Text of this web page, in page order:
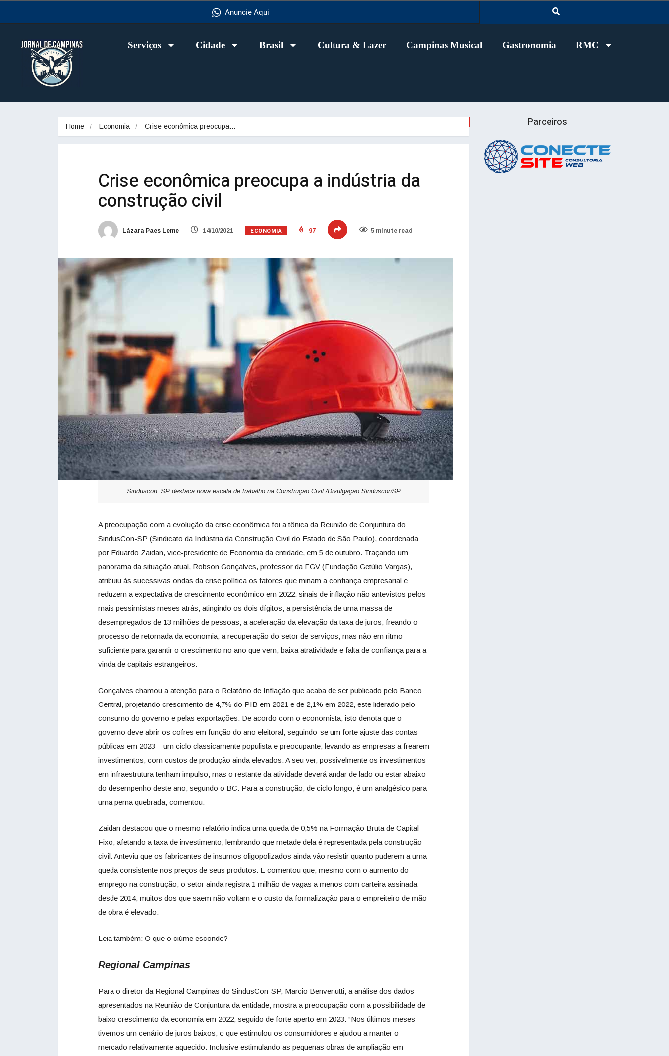
Anuncie Aqui
Serviços Cidade Brasil Cultura & Lazer Campinas Musical Gastronomia RMC
Home Economia Crise econômica preocupa…
Crise econômica preocupa a indústria da
construção civil
Lázara Paes Leme 14/10/2021 ECONOMIA 97 5 minute read
Sinduscon_SP destaca nova escala de trabalho na Construção Civil /Divulgação SindusconSP
A preocupação com a evolução da crise econômica foi a tônica da Reunião de Conjuntura do
SindusCon-SP (Sindicato da Indústria da Construção Civil do Estado de São Paulo), coordenada
por Eduardo Zaidan, vice-presidente de Economia da entidade, em 5 de outubro. Traçando um
panorama da situação atual, Robson Gonçalves, professor da FGV (Fundação Getúlio Vargas),
atribuiu às sucessivas ondas da crise política os fatores que minam a confiança empresarial e
reduzem a expectativa de crescimento econômico em 2022: sinais de inflação não antevistos pelos
mais pessimistas meses atrás, atingindo os dois dígitos; a persistência de uma massa de
desempregados de 13 milhões de pessoas; a aceleração da elevação da taxa de juros, freando o
processo de retomada da economia; a recuperação do setor de serviços, mas não em ritmo
suficiente para garantir o crescimento no ano que vem; baixa atratividade e falta de confiança para a
vinda de capitais estrangeiros.
Gonçalves chamou a atenção para o Relatório de Inflação que acaba de ser publicado pelo Banco
Central, projetando crescimento de 4,7% do PIB em 2021 e de 2,1% em 2022, este liderado pelo
consumo do governo e pelas exportações. De acordo com o economista, isto denota que o
governo deve abrir os cofres em função do ano eleitoral, seguindo-se um forte ajuste das contas
públicas em 2023 – um ciclo classicamente populista e preocupante, levando as empresas a frearem
investimentos, com custos de produção ainda elevados. A seu ver, possivelmente os investimentos
em infraestrutura tenham impulso, mas o restante da atividade deverá andar de lado ou estar abaixo
do desempenho deste ano, segundo o BC. Para a construção, de ciclo longo, é um analgésico para
uma perna quebrada, comentou.
Zaidan destacou que o mesmo relatório indica uma queda de 0,5% na Formação Bruta de Capital
Fixo, afetando a taxa de investimento, lembrando que metade dela é representada pela construção
civil. Anteviu que os fabricantes de insumos oligopolizados ainda vão resistir quanto puderem a uma
queda consistente nos preços de seus produtos. E comentou que, mesmo com o aumento do
emprego na construção, o setor ainda registra 1 milhão de vagas a menos com carteira assinada
desde 2014, muitos dos que saem não voltam e o custo da formalização para o empreiteiro de mão
de obra é elevado.
Leia também: O que o ciúme esconde?
Regional Campinas
Para o diretor da Regional Campinas do SindusCon-SP, Marcio Benvenutti, a análise dos dados
apresentados na Reunião de Conjuntura da entidade, mostra a preocupação com a possibilidade de
baixo crescimento da economia em 2022, seguido de forte aperto em 2023. “Nos últimos meses
tivemos um cenário de juros baixos, o que estimulou os consumidores e ajudou a manter o
mercado relativamente aquecido. Inclusive estimulando as pequenas obras de ampliação em
Parceiros